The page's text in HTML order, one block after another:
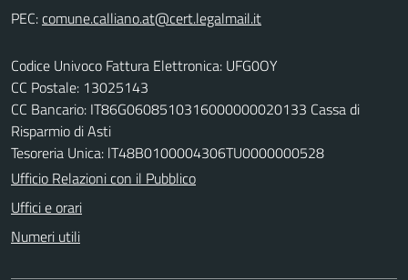
PEC:
Codice Univoco Fattura Elettronica: UFG0OY
CC Postale: 13025143
CC Bancario: IT86G0608510316000000020133 Cassa di
Risparmio di Asti
Tesoreria Unica: lT48B0100004306TU0000000528
Ufficio Relazioni con il Pubblico
Uffici e orari
Numeri utili